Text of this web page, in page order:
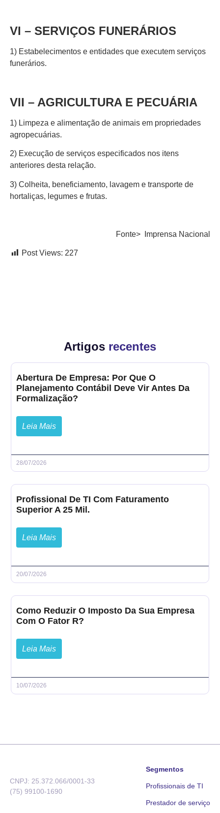
VI – SERVIÇOS FUNERÁRIOS
1) Estabelecimentos e entidades que executem serviços
funerários.
VII – AGRICULTURA E PECUÁRIA
1) Limpeza e alimentação de animais em propriedades
agropecuárias.
2) Execução de serviços especificados nos itens
anteriores desta relação.
3) Colheita, beneficiamento, lavagem e transporte de
hortaliças, legumes e frutas.
Fonte> Imprensa Nacional
Post Views: 227
Artigos recentes
Abertura De Empresa: Por Que O
Planejamento Contábil Deve Vir Antes Da
Formalização?
Leia Mais
28/07/2026
Profissional De TI Com Faturamento
Superior A 25 Mil.
Leia Mais
20/07/2026
Como Reduzir O Imposto Da Sua Empresa
Com O Fator R?
Leia Mais
10/07/2026
CNPJ: 25.372.066/0001-33
(75) 99100-1690
Segmentos
Profissionais de TI
Prestador de serviço